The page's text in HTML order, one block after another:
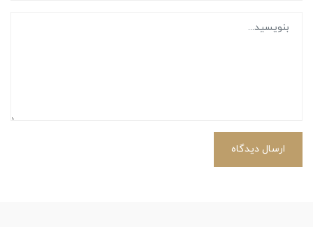
ارسال دیدگاه